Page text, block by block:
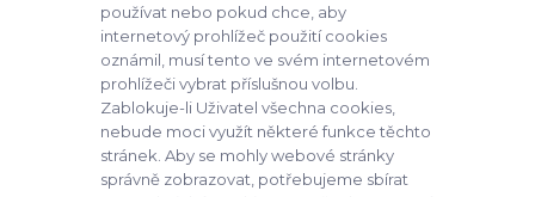
používat nebo pokud chce, aby
internetový prohlížeč použití cookies
oznámil, musí tento ve svém internetovém
prohlížeči vybrat příslušnou volbu.
Zablokuje-li Uživatel všechna cookies,
nebude moci využít některé funkce těchto
stránek. Aby se mohly webové stránky
správně zobrazovat, potřebujeme sbírat